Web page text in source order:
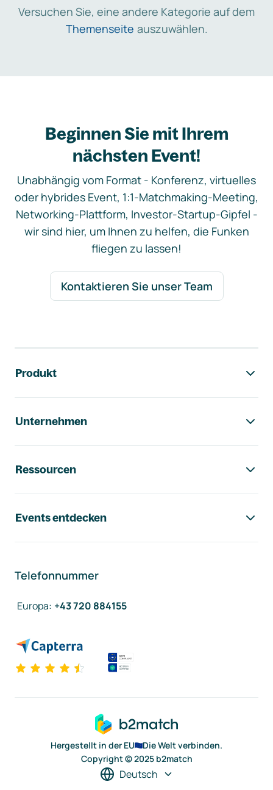
Versuchen Sie, eine andere Kategorie auf dem
Themenseite auszuwählen.
Beginnen Sie mit Ihrem
nächsten Event!
Unabhängig vom Format - Konferenz, virtuelles
oder hybrides Event, 1:1-Matchmaking-Meeting,
Networking-Plattform, Investor-Startup-Gipfel -
wir sind hier, um Ihnen zu helfen, die Funken
fliegen zu lassen!
Kontaktieren Sie unser Team
Produkt
Unternehmen
Ressourcen
Events entdecken
Telefonnummer
Europa: +43 720 884155
Hergestellt in der EU
Die Welt verbinden.
Copyright © 2025 b2match
Deutsch